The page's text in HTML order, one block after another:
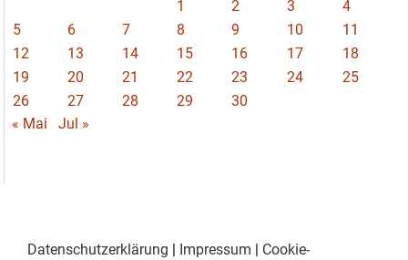
1 2 3
4
5
6 7 8 9 10
11
12
13 14 15 16 17
18
19
20 21 22 23 24
25
26
27 28 29
30
« Mai
Jul »
Datenschutzerklärung Impressum
Cookie-